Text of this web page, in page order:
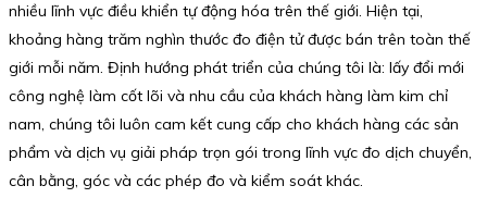
nhiều lĩnh vực điều khiển tự động hóa trên thế giới. Hiện tại,
khoảng hàng trăm nghìn thước đo điện tử được bán trên toàn thế
giới mỗi năm. Định hướng phát triển của chúng tôi là: lấy đổi mới
công nghệ làm cốt lõi và nhu cầu của khách hàng làm kim chỉ
nam, chúng tôi luôn cam kết cung cấp cho khách hàng các sản
phẩm và dịch vụ giải pháp trọn gói trong lĩnh vực đo dịch chuyển,
cân bằng, góc và các phép đo và kiểm soát khác.